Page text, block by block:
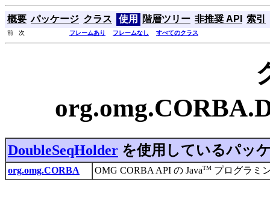
概要 パッケージ クラス 使用 階層ツリー 非推奨 API 索引
前 次 フレームあり フレームなし すべてのクラス
DoubleSeqHolder を使用しているパッ
org.omg.CORBA OMG CORBA API の JavaTM プログラミ